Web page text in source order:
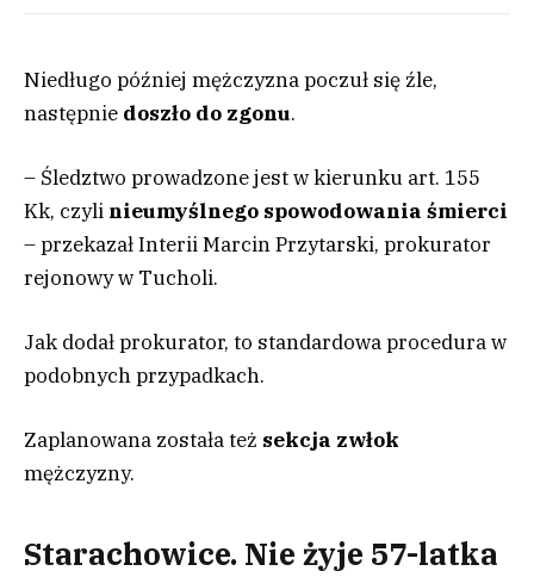
Niedługo później mężczyzna poczuł się źle,
następnie doszło do zgonu.
– Śledztwo prowadzone jest w kierunku art. 155
Kk, czyli nieumyślnego spowodowania śmierci
– przekazał Interii Marcin Przytarski, prokurator
rejonowy w Tucholi.
Jak dodał prokurator, to standardowa procedura w
podobnych przypadkach.
Zaplanowana została też sekcja zwłok
mężczyzny.
Starachowice. Nie żyje 57-latka